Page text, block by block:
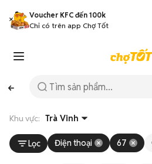
Voucher KFC đến 100k
Chỉ có trên app Chợ Tốt
Khu vực: Trà Vinh
Lọc Điện thoại 67